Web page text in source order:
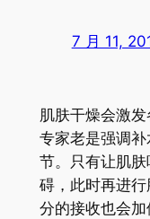
7 月 11,
肌肤干燥会激
专家老是强调
节。只有让肌
碍，此时再进
分的接收也会